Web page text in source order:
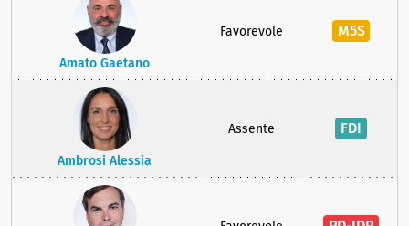
Amato Gaetano
Favorevole M5S
Ambrosi Alessia
Assente FDI